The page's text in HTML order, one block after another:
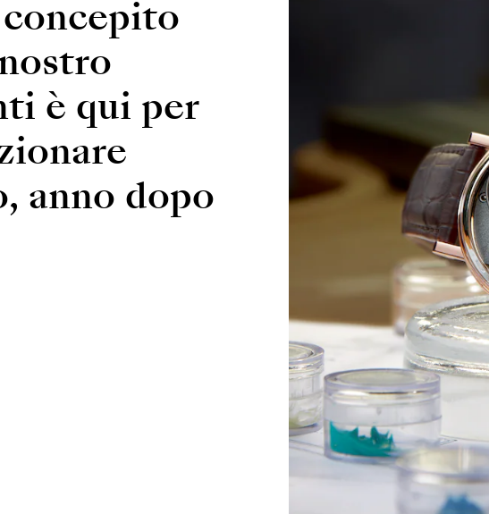
è qui per
anno dopo